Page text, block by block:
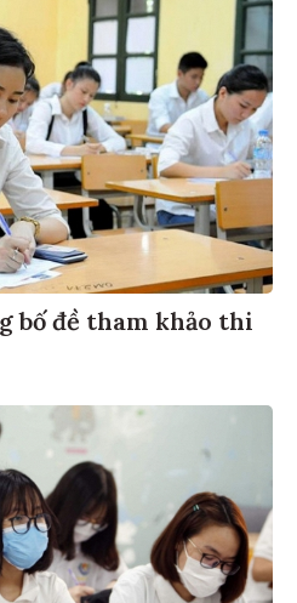
bố đề tham khảo thi